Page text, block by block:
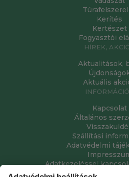
Kerítés
Kertészet
Fogyasztói
HÍREK,
Aktualitások,
Aktuális
Kapcsolat
Általános
Szállítási
Adatvédelmi
Adatkezeléssel